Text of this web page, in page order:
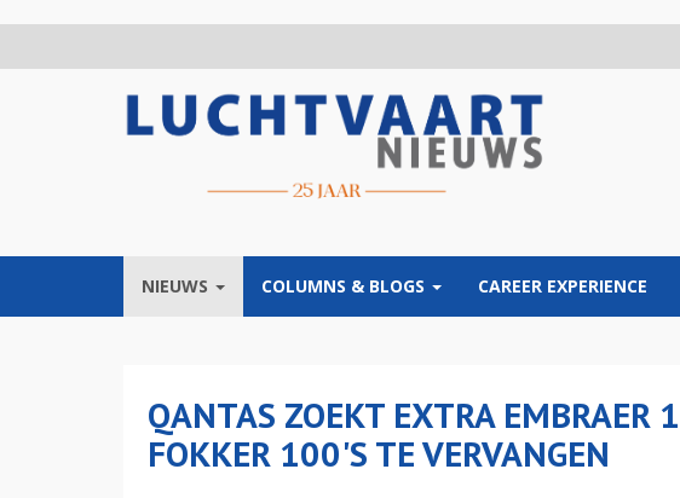
NIEUWS COLUMNS & BLOGS CAREER EXPERIENCE
QANTAS ZOEKT EXTRA EMBRAER
FOKKER 100'S TE VERVANGEN